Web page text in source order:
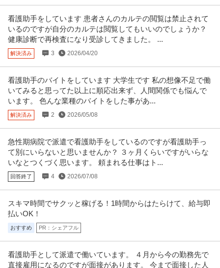
週2～4日☆木日祝休み☆駅チカ＆マイカー通勤もOK☆正准不問☆時給2,000
円も目指せる☆内視鏡や
…続きを見る
提供：看護師ワーカー
正看護師･准看護師／クリニック／常勤（2交代）
スワンレディースクリニック
月給46.5万円
【仕事内容】 ◆産婦人科クリニックにおける助産師業務全般を行って頂きま
す。
院
タムス松江病院
新着 正社員 交通費支給 常勤 特別休暇
月給35.6万円
≪病棟≫【高給与★年俸制★単身寮あり★医療費補助など福利厚生充実】増
提供：看護師ワーカー
年間休日120日以上／准看護師／常勤／日勤のみ／訪問看護／夜勤
なし／正社員
訪問看護ステーション ノテ東京
新着 正社員 未経験OK 交通費支給 18時前退社
年収400万円
＼オンコールなし！／《年間休日120日☆土日休み☆残業ほぼなし☆住宅手
看護助手をしています 患者さんのカルテの閲覧は禁止されて
いるのですが自分のカルテは閲覧してもいいのでしょうか？
健康診断で再検査になり受診してきました。 ...
解決済み 3 2026/04/20
看護助手のバイトをしています 大学生です 私の想像不足で働
いてみると思ってた以上に順応出来ず、人間関係でも悩んで
います。 色んな業種のバイトをした事があ...
解決済み 2 2026/05/08
急性期病院で派遣で看護助手をしているのですが看護助手っ
て別にいらないと思いませんか？ ３ヶ月くらいですがいらな
いなとつくづく思います。 頼まれる仕事はト...
回答終了 4 2026/07/08
スキマ時間でサクッと稼げる！1時間からはたらけて、給与即
払いOK！
おすすめ PR：シェアフル
看護助手として派遣で働いています。 ４月から今の勤務先で
直接雇用になるのですが面接があります。 今まで面接した人